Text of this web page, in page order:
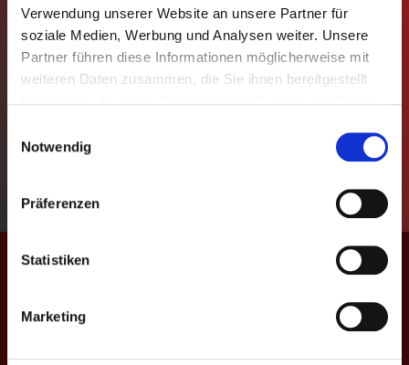
Verwendung unserer Website an unsere Partner für
soziale Medien, Werbung und Analysen weiter. Unsere
Partner führen diese Informationen möglicherweise mit
weiteren Daten zusammen, die Sie ihnen bereitgestellt
Notwendig
Präferenzen
Statistiken
Marketing
STATISTIKEN
REGELN
KONTAKT
Geschützt: Kapitäne
Dieser Inhalt ist passwortgeschützt. Um ihn anschauen zu
können, bitte das Passwort eingeben: